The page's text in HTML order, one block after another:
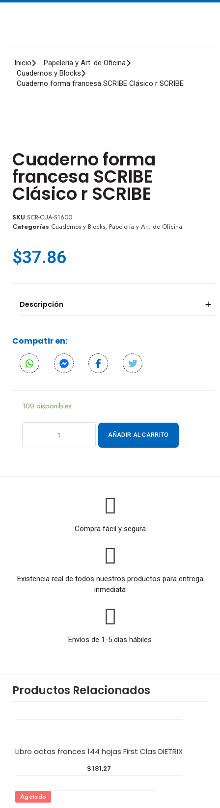
Inicio
Papeleria y Art. de Oficina
Cuadernos y Blocks
Cuaderno forma francesa SCRIBE Clásico r SCRIBE
Cuaderno forma
francesa SCRIBE
Clásico r SCRIBE
SKU SCR-CUA-S1600
Categorías Cuadernos y Blocks, Papeleria y Art. de Oficina
$37.86
Descripción
Compatir en:
100 disponibles
AÑADIR AL CARRITO
Compra fácil y segura
Existencia real de todos nuestros productos para entrega
inmediata
Envíos de 1-5 días hábiles
Productos Relacionados
Libro actas frances 144 hojas First Clas DIETRIX
$181.27
Agotado